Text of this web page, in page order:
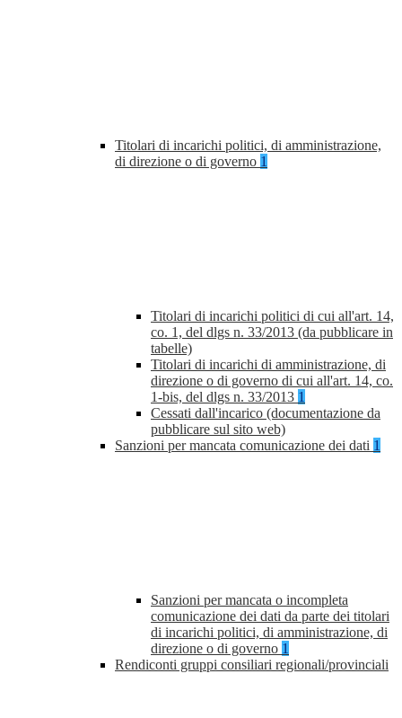
Titolari di incarichi politici, di amministrazione,
di direzione o di governo 1
Titolari di incarichi politici di cui all'art. 14,
co. 1, del dlgs n. 33/2013 (da pubblicare in
tabelle)
Titolari di incarichi di amministrazione, di
direzione o di governo di cui all'art. 14, co.
1-bis, del dlgs n. 33/2013 1
Cessati dall'incarico (documentazione da
pubblicare sul sito web)
Sanzioni per mancata comunicazione dei dati 1
Sanzioni per mancata o incompleta
comunicazione dei dati da parte dei titolari
di incarichi politici, di amministrazione, di
direzione o di governo 1
Rendiconti gruppi consiliari regionali/provinciali